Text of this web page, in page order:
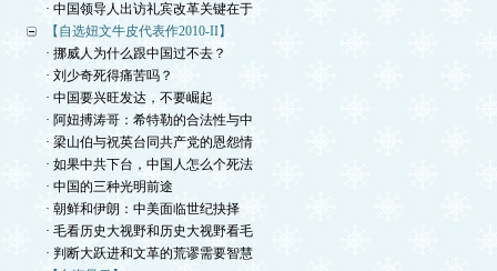
· 中国领导人出访礼宾改革关键在于
【自选妞文牛皮代表作2010-II】
· 挪威人为什么跟中国过不去？
· 刘少奇死得痛苦吗？
· 中国要兴旺发达，不要崛起
· 阿妞搏涛哥：希特勒的合法性与中
· 梁山伯与祝英台同共产党的恩怨情
· 如果中共下台，中国人怎么个死法
· 中国的三种光明前途
· 朝鲜和伊朗：中美面临世纪抉择
· 毛看历史大视野和历史大视野看毛
· 判断大跃进和文革的荒谬需要智慧